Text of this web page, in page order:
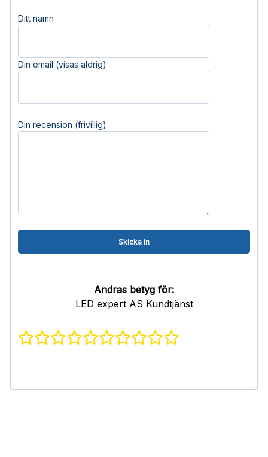
Ditt namn
Din email (visas aldrig)
Din recension (frivillig)
Andras betyg för:
LED expert AS Kundtjänst